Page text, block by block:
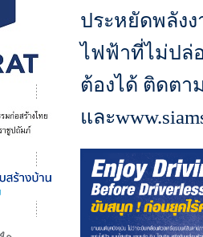
ประหยัดพลัง
ไฟฟ้าที่ไม่ปล่
ต้องได้ ติดตา
และ